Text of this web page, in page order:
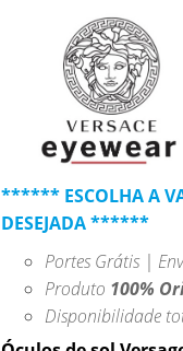
****** ESCOLHA A
DESEJADA ******
Portes Grátis |
Produto 100%
Disponibilidade